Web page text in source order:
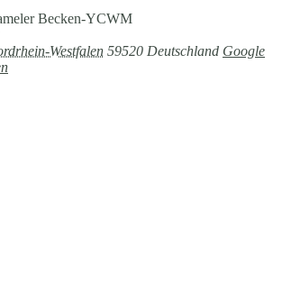
Becken-YCWM
Westfalen 59520 Deutschland Google